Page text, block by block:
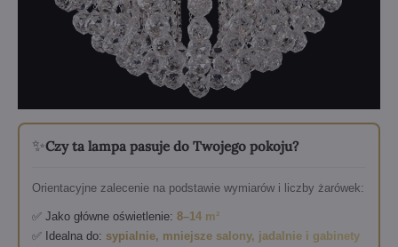
✨Czy ta lampa pasuje do Twojego pokoju?
Orientacyjne zalecenie na podstawie wymiarów i liczby żarówek:
✅ Jako główne oświetlenie: 8–14 m²
✅ Idealna do: sypialnie, mniejsze salony, jadalnie i gabinety